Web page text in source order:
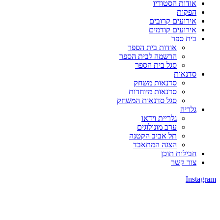
אודות הסטודיו
הפקות
אירועים קרובים
אירועים קודמים
בית ספר
אודות בית הספר
הרשמה לבית הספר
סגל בית הספר
סדנאות
סדנאות משחק
סדנאות מיוחדות
סגל סדנאות המשחק
גלריה
גלריית וידאו
ערב מונולוגים
תל אביב הקטנה
הצגה המתאבד
חבילות תוכן
צור קשר
Instagram